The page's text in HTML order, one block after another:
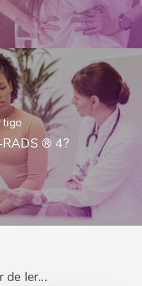
RADS ® 4?
de ler...